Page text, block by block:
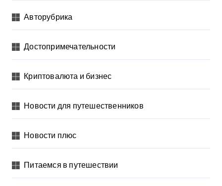
Авторубрика
Достопримечательности
Криптовалюта и бизнес
Новости для путешественников
Новости плюс
Питаемся в путешествии